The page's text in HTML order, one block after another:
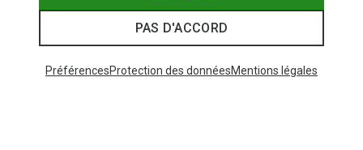
PAS D'ACCORD
PréférencesProtection des donnéesMentions légales